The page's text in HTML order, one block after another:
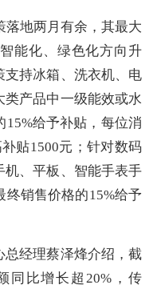
落地两月有余，其最大
能化、绿色化方向升
支持冰箱、洗衣机、电
产品中一级能效或水
给予补贴，每位消
贴1500元；针对数码
机、平板、智能手表手
终销售价格的15%给予
总经理蔡泽烽介绍，截
同比增长超20%，传